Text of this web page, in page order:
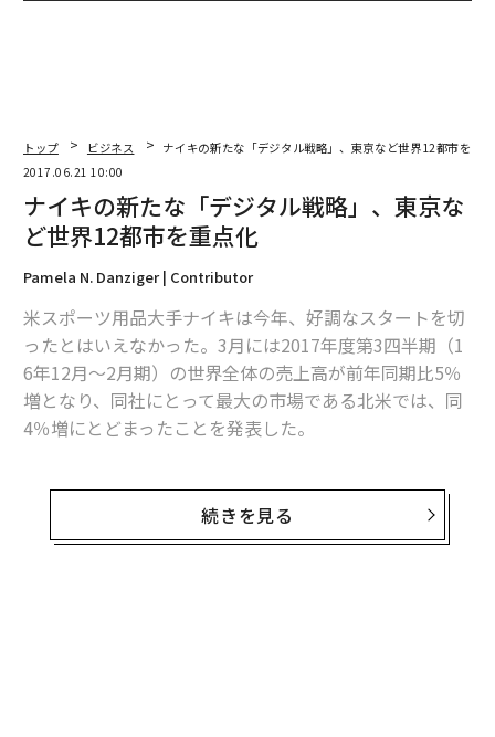
トップ ビジネス
ナイキの新たな「デジタル戦略」、東京など世界12都市を重
2017.06.21 10:00
ナイキの新たな「デジタル戦略」、東京な
ど世界12都市を重点化
Pamela N. Danziger | Contributor
米スポーツ用品大手ナイキは今年、好調なスタートを切
ったとはいえなかった。3月には2017年度第3四半期（1
6年12月～2月期）の世界全体の売上高が前年同期比5％
増となり、同社にとって最大の市場である北米では、同
4％増にとどまったことを発表した。
ナイキにとって、満足のいく成長ペースではないことは
明白だ。同社はこうした業績を受け、6月15日に新たな
戦略「コンシューマー・ダイレクト・オフェンス」を発
続きを見る